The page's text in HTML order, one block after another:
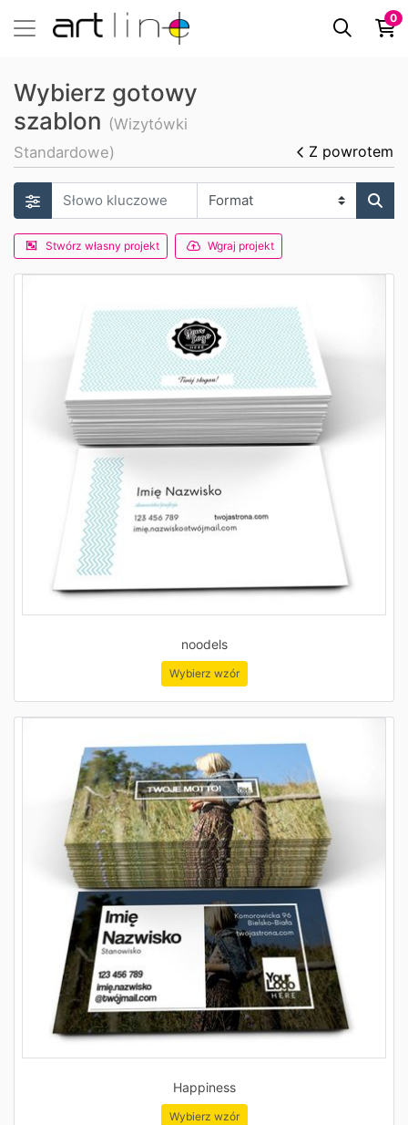
0
Wybierz gotowy
szablon (Wizytówki
Standardowe)
Z powrotem
Stwórz własny projekt Wgraj projekt
noodels
Wybierz wzór
Happiness
Wybierz wzór